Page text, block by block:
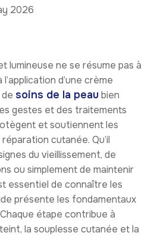
2026
lumineuse ne se résume pas à
d’une crème
soins de la peaubien
gestes et des traitements
et soutiennent les
cutanée. Qu’il
du vieillissement, de
ou simplement de maintenir
essentiel de connaître les
présente les fondamentaux
étape contribue à
la souplesse cutanée et la